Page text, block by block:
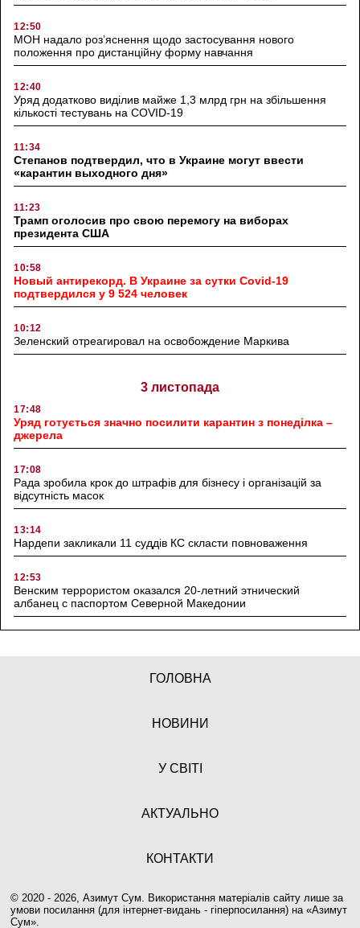
12:50
МОН надало роз’яснення щодо застосування нового
положення про дистанційну форму навчання
12:40
Уряд додатково виділив майже 1,3 млрд грн на збільшення
кількості тестувань на COVID-19
11:34
Степанов подтвердил, что в Украине могут ввести
«карантин выходного дня»
11:23
Трамп оголосив про свою перемогу на виборах
президента США
10:58
Новый антирекорд. В Украине за сутки Covid-19
подтвердился у 9 524 человек
10:12
Зеленский отреагировал на освобождение Маркива
3 листопада
17:48
Уряд готується значно посилити карантин з понеділка –
джерела
17:08
Рада зробила крок до штрафів для бізнесу і організацій за
відсутність масок
13:14
Нардепи закликали 11 суддів КС скласти повноваження
12:53
Венским террористом оказался 20-летний этнический
албанец с паспортом Северной Македонии
ГОЛОВНА
НОВИНИ
У СВІТІ
АКТУАЛЬНО
КОНТАКТИ
© 2020 - 2026, Азимут Сум. Використання матеріалів сайту лише за
умови посилання (для інтернет-видань - гіперпосилання) на «Азимут
Сум».